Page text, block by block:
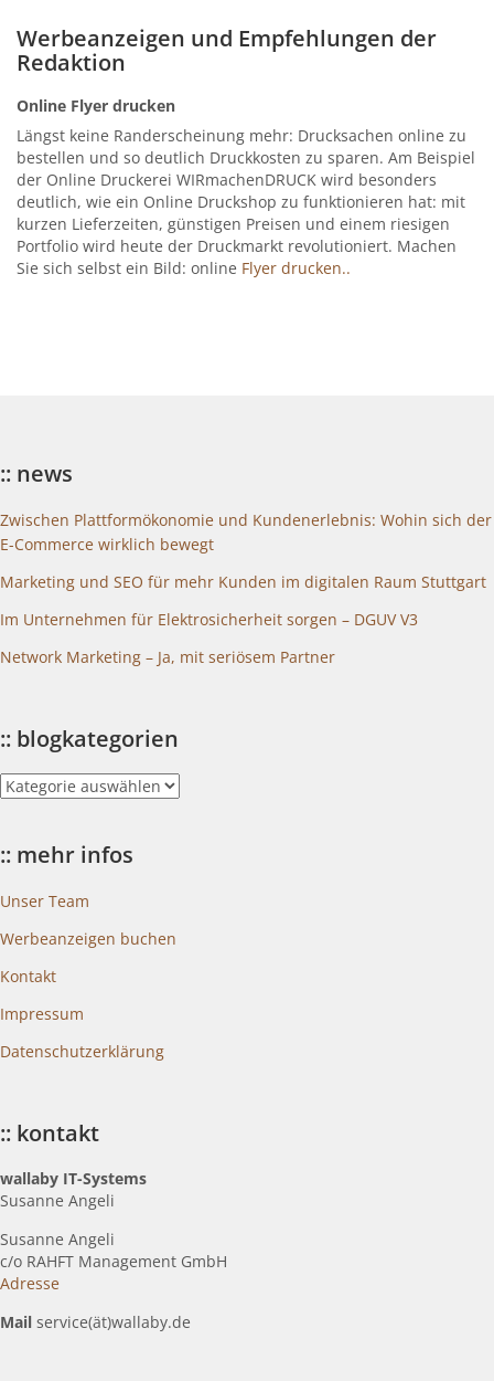
Werbeanzeigen und Empfehlungen der
Redaktion
Online Flyer drucken
Längst keine Randerscheinung mehr: Drucksachen online zu
bestellen und so deutlich Druckkosten zu sparen. Am Beispiel
der Online Druckerei WIRmachenDRUCK wird besonders
deutlich, wie ein Online Druckshop zu funktionieren hat: mit
kurzen Lieferzeiten, günstigen Preisen und einem riesigen
Portfolio wird heute der Druckmarkt revolutioniert. Machen
Sie sich selbst ein Bild: online Flyer drucken..
:: news
Zwischen Plattformökonomie und Kundenerlebnis: Wohin sich der
E-Commerce wirklich bewegt
Marketing und SEO für mehr Kunden im digitalen Raum Stuttgart
Im Unternehmen für Elektrosicherheit sorgen – DGUV V3
Network Marketing – Ja, mit seriösem Partner
:: blogkategorien
::
blogkategorien
:: mehr infos
Unser Team
Werbeanzeigen buchen
Kontakt
Impressum
Datenschutzerklärung
:: kontakt
wallaby IT-Systems
Susanne Angeli
Susanne Angeli
c/o RAHFT Management GmbH
Adresse
Mail service(ät)wallaby.de